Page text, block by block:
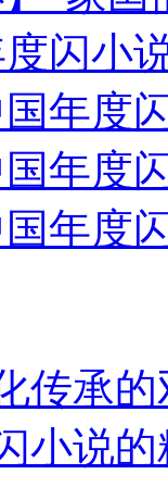
度闪小
国年度
国年度
国年度
传承
小说